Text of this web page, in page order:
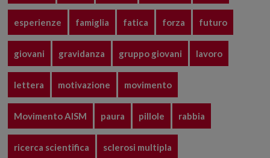
esperienze famiglia fatica forza futuro
giovani gravidanza gruppo giovani lavoro
lettera motivazione movimento
Movimento AISM paura pillole rabbia
ricerca scientifica sclerosi multipla